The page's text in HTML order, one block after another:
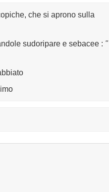
che si aprono sulla
sudoripare e sebacee : "